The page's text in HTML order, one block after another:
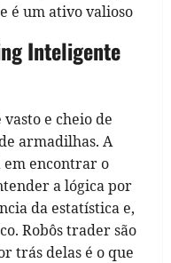
é um ativo valioso
Inteligente
e cheio de
armadilhas. A
em encontrar o
a lógica por
da estatística e,
Robôs trader são
trás delas é o que